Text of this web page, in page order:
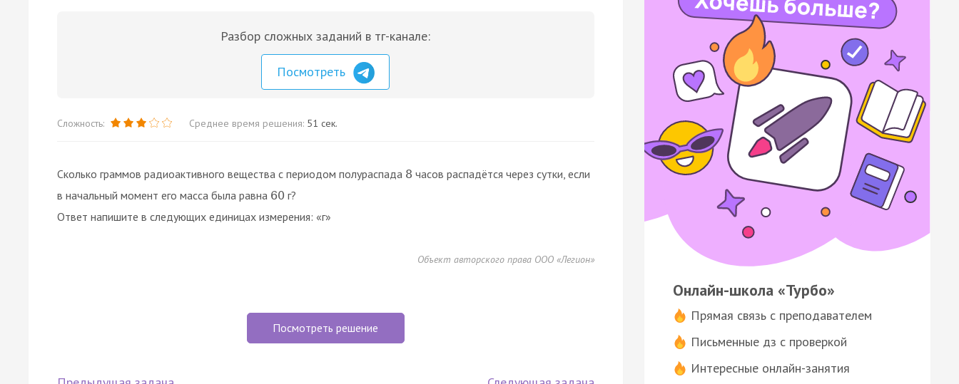
Разбор сложных заданий в тг-канале:
Посмотреть
Сложность: Среднее время решения: 51 сек.
Сколько граммов радиоактивного вещества с периодом полураспада 8 часов распадётся через сутки, если
в начальный момент его масса была равна 60 г?
Ответ напишите в следующих единицах измерения: «г»
Объект авторского права ООО «Легион»
Посмотреть решение
Онлайн-школа «Турбо»
Прямая связь с преподавателем
Письменные дз с проверкой
Интересные онлайн-занятия